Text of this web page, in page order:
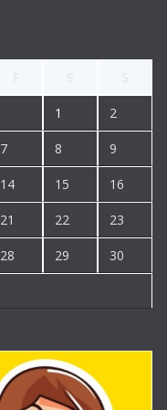
1 2
7 8 9
14 15 16
21 22 23
28 29 30